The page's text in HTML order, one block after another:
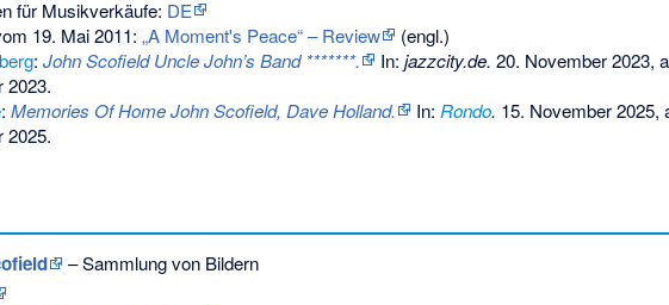
für Musikverkäufe: DE
19. Mai 2011: „A Moment's Peace“ – Review
(engl.)
: John Scofield Uncle John’s Band *******. In: jazzcity.de. 20. November 2023,
2023.
: Memories Of Home John Scofield, Dave Holland. In: Rondo. 15. November 2025,
2025.
– Sammlung von Bildern